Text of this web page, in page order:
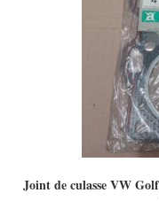
Joint de culasse VW